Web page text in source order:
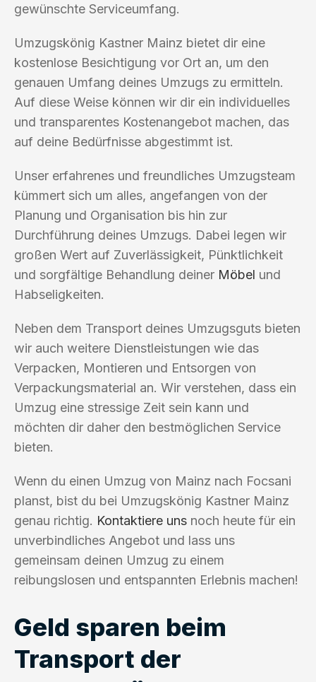
gewünschte Serviceumfang.
Umzugskönig Kastner Mainz bietet dir eine
kostenlose Besichtigung vor Ort an, um den
genauen Umfang deines Umzugs zu ermitteln.
Auf diese Weise können wir dir ein individuelles
und transparentes Kostenangebot machen, das
auf deine Bedürfnisse abgestimmt ist.
Unser erfahrenes und freundliches Umzugsteam
kümmert sich um alles, angefangen von der
Planung und Organisation bis hin zur
Durchführung deines Umzugs. Dabei legen wir
großen Wert auf Zuverlässigkeit, Pünktlichkeit
und sorgfältige Behandlung deiner Möbel und
Habseligkeiten.
Neben dem Transport deines Umzugsguts bieten
wir auch weitere Dienstleistungen wie das
Verpacken, Montieren und Entsorgen von
Verpackungsmaterial an. Wir verstehen, dass ein
Umzug eine stressige Zeit sein kann und
möchten dir daher den bestmöglichen Service
bieten.
Wenn du einen Umzug von Mainz nach Focsani
planst, bist du bei Umzugskönig Kastner Mainz
genau richtig. Kontaktiere uns noch heute für ein
unverbindliches Angebot und lass uns
gemeinsam deinen Umzug zu einem
reibungslosen und entspannten Erlebnis machen!
Geld sparen beim
Transport der